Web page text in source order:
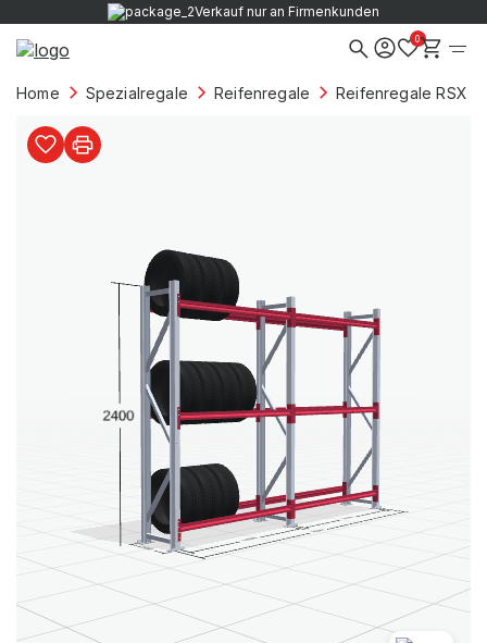
Verkauf nur an Firmenkunden
0
Home Spezialregale Reifenregale Reifenregale RSX